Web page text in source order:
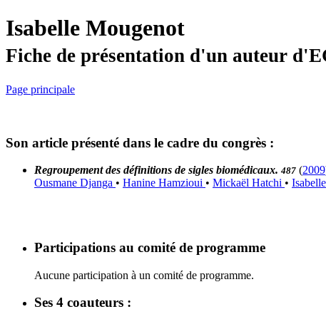
Isabelle Mougenot
Fiche de présentation d'un auteur
Page principale
Son article présenté dans le cadre du congrès :
Regroupement des définitions de sigles biomédicaux. 487 (2009
Ousmane Djanga • Hanine Hamzioui • Mickaël Hatchi •
Participations au comité de programme
Aucune participation à un comité de programme.
Ses 4 coauteurs :